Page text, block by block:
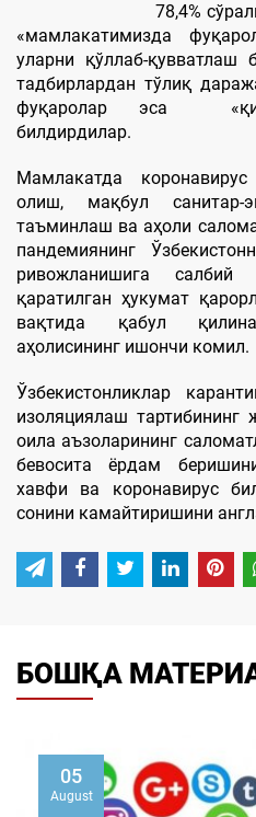
78,4%
«мамлакатимизда
уларни қўллаб-қувватлаш
тадбирлардан тўлиқ
фуқаролар эса
билдирдилар.
Мамлакатда
олиш, мақбул санитар-
таъминлаш ва аҳоли
пандемиянинг
ривожланишига
қаратилган ҳукумат
вақтида қабул
аҳолисининг ишончи комил.
Ўзбекистонликлар
изоляциялаш
оила аъзоларининг
бевосита ёрдам
хавфи ва коронавирус
сонини камайтиришини
БОШҚА
20
July